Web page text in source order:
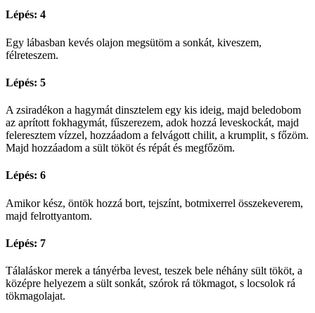
Lépés: 4
Egy lábasban kevés olajon megsütöm a sonkát, kiveszem,
félreteszem.
Lépés: 5
A zsiradékon a hagymát dinsztelem egy kis ideig, majd beledobom
az aprított fokhagymát, fűszerezem, adok hozzá leveskockát, majd
feleresztem vízzel, hozzáadom a felvágott chilit, a krumplit, s főzöm.
Majd hozzáadom a sült tököt és répát és megfőzöm.
Lépés: 6
Amikor kész, öntök hozzá bort, tejszínt, botmixerrel összekeverem,
majd felrottyantom.
Lépés: 7
Tálaláskor merek a tányérba levest, teszek bele néhány sült tököt, a
középre helyezem a sült sonkát, szórok rá tökmagot, s locsolok rá
tökmagolajat.